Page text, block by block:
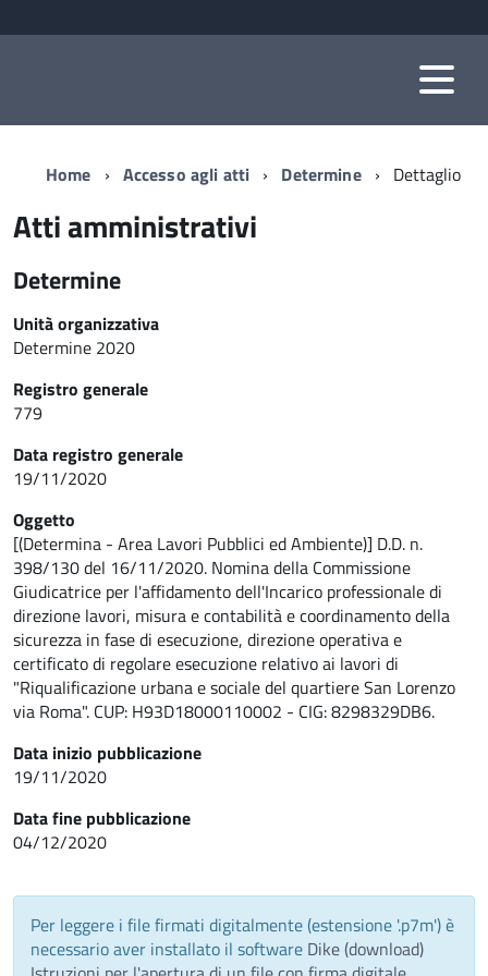
Home Accesso agli atti Determine Dettaglio
Atti amministrativi
Determine
Unità organizzativa
Determine 2020
Registro generale
779
Data registro generale
19/11/2020
Oggetto
[(Determina - Area Lavori Pubblici ed Ambiente)] D.D. n.
398/130 del 16/11/2020. Nomina della Commissione
Giudicatrice per l'affidamento dell'Incarico professionale di
direzione lavori, misura e contabilità e coordinamento della
sicurezza in fase di esecuzione, direzione operativa e
certificato di regolare esecuzione relativo ai lavori di
"Riqualificazione urbana e sociale del quartiere San Lorenzo
via Roma". CUP: H93D18000110002 - CIG: 8298329DB6.
Data inizio pubblicazione
19/11/2020
Data fine pubblicazione
04/12/2020
Per leggere i file firmati digitalmente (estensione '.p7m') è
necessario aver installato il software Dike (download)